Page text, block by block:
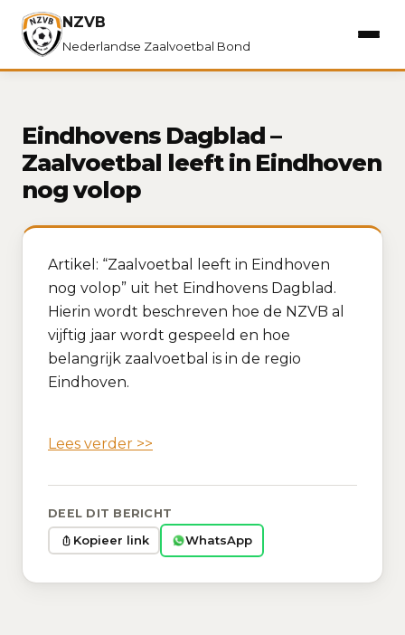
NZVB
Nederlandse Zaalvoetbal Bond
Eindhovens Dagblad –
Zaalvoetbal leeft in Eindhoven
nog volop
Artikel: “Zaalvoetbal leeft in Eindhoven
nog volop” uit het Eindhovens Dagblad.
Hierin wordt beschreven hoe de NZVB al
vijftig jaar wordt gespeeld en hoe
belangrijk zaalvoetbal is in de regio
Eindhoven.
Lees verder >>
DEEL DIT BERICHT
Kopieer link WhatsApp